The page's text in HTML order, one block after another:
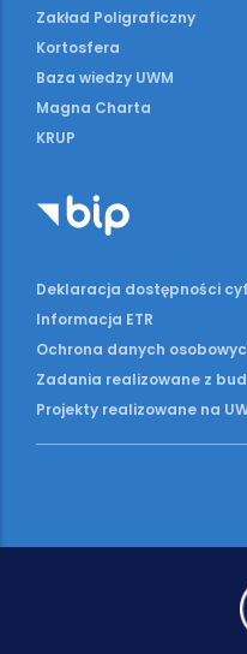
Zakład Poligraficzny
Kortosfera
Baza wiedzy UWM
Magna Charta
KRUP
Deklaracja dostępności
Informacja ETR
Ochrona danych
Zadania realizowane z
Projekty realizowane na